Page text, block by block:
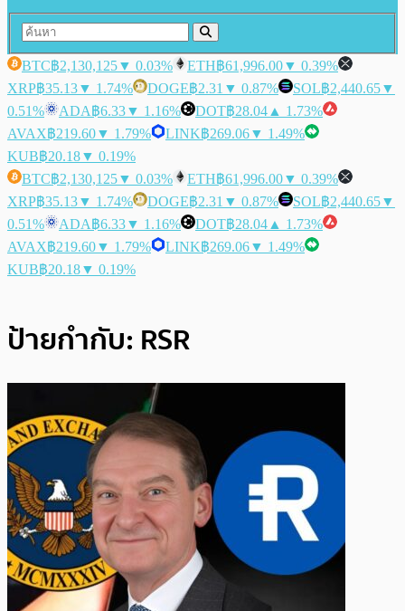
BTC฿2,130,125▼ 0.03% ETH฿61,996.00▼ 0.39%
XRP฿35.13▼ 1.74% DOGE฿2.31 ▼ 0.87% SOL฿2,440.65▼
0.51%
ADA฿6.33▼ 1.16% DOT฿28.04 ▲ 1.73%
AVAX฿219.60▼ 1.79% LINK฿269.06▼ 1.49%
KUB฿20.18▼ 0.19%
BTC฿2,130,125▼ 0.03% ETH฿61,996.00▼ 0.39%
XRP฿35.13▼ 1.74% DOGE฿2.31 ▼ 0.87% SOL฿2,440.65▼
0.51%
ADA฿6.33▼ 1.16% DOT฿28.04 ▲ 1.73%
AVAX฿219.60▼ 1.79% LINK฿269.06▼ 1.49%
KUB฿20.18▼ 0.19%
ป้ายกำกับ: RSR